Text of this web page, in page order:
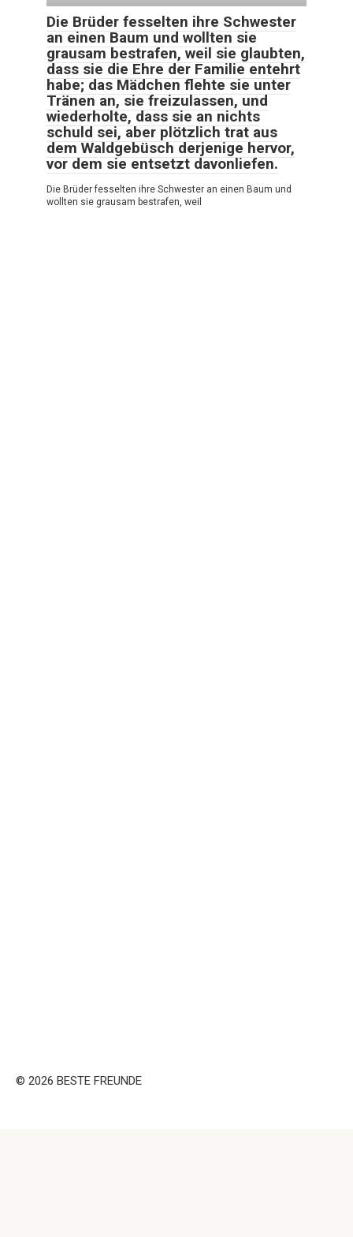
Die Brüder fesselten ihre Schwester
an einen Baum und wollten sie
grausam bestrafen, weil sie glaubten,
dass sie die Ehre der Familie entehrt
habe; das Mädchen flehte sie unter
Tränen an, sie freizulassen, und
wiederholte, dass sie an nichts
schuld sei, aber plötzlich trat aus
dem Waldgebüsch derjenige hervor,
vor dem sie entsetzt davonliefen.
Die Brüder fesselten ihre Schwester an einen Baum und
wollten sie grausam bestrafen, weil
© 2026 BESTE FREUNDE